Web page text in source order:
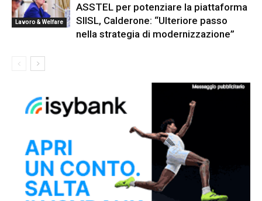
Lavoro & Welfare
ASSTEL per potenziare la piattaforma
SIISL, Calderone: “Ulteriore passo
nella strategia di modernizzazione”